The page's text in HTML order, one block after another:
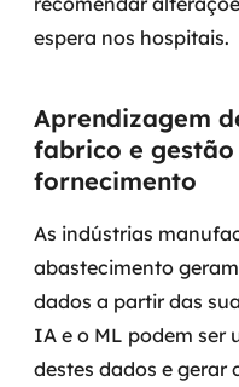
espera nos hospitais.
Aprendizagem
fabrico e
fornecimento
As indústrias
abastecimento
dados a partir das
IA e o ML podem ser
destes dados e gerar